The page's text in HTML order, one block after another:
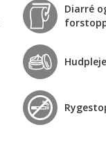
Diarré
Hudpleje